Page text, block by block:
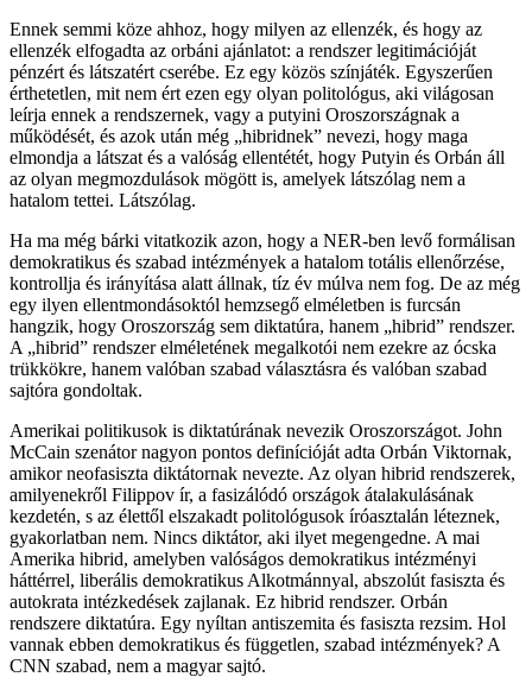
Ennek semmi köze ahhoz, hogy milyen az ellenzék, és hogy az
ellenzék elfogadta az orbáni ajánlatot: a rendszer legitimációját
pénzért és látszatért cserébe. Ez egy közös színjáték. Egyszerűen
érthetetlen, mit nem ért ezen egy olyan politológus, aki világosan
leírja ennek a rendszernek, vagy a putyini Oroszországnak a
működését, és azok után még „hibridnek” nevezi, hogy maga
elmondja a látszat és a valóság ellentétét, hogy Putyin és Orbán áll
az olyan megmozdulások mögött is, amelyek látszólag nem a
hatalom tettei. Látszólag.
Ha ma még bárki vitatkozik azon, hogy a NER-ben levő formálisan
demokratikus és szabad intézmények a hatalom totális ellenőrzése,
kontrollja és irányítása alatt állnak, tíz év múlva nem fog. De az még
egy ilyen ellentmondásoktól hemzsegő elméletben is furcsán
hangzik, hogy Oroszország sem diktatúra, hanem „hibrid” rendszer.
A „hibrid” rendszer elméletének megalkotói nem ezekre az ócska
trükkökre, hanem valóban szabad választásra és valóban szabad
sajtóra gondoltak.
Amerikai politikusok is diktatúrának nevezik Oroszországot. John
McCain szenátor nagyon pontos definícióját adta Orbán Viktornak,
amikor neofasiszta diktátornak nevezte. Az olyan hibrid rendszerek,
amilyenekről Filippov ír, a fasizálódó országok átalakulásának
kezdetén, s az élettől elszakadt politológusok íróasztalán léteznek,
gyakorlatban nem. Nincs diktátor, aki ilyet megengedne. A mai
Amerika hibrid, amelyben valóságos demokratikus intézményi
háttérrel, liberális demokratikus Alkotmánnyal, abszolút fasiszta és
autokrata intézkedések zajlanak. Ez hibrid rendszer. Orbán
rendszere diktatúra. Egy nyíltan antiszemita és fasiszta rezsim. Hol
vannak ebben demokratikus és független, szabad intézmények? A
CNN szabad, nem a magyar sajtó.